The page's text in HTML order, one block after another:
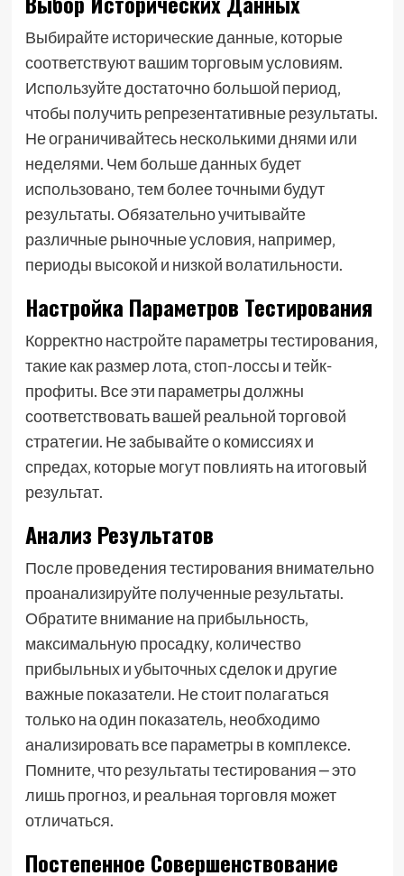
Выбирайте исторические данные‚ которые
соответствуют вашим торговым условиям.
Используйте достаточно большой период‚
чтобы получить репрезентативные результаты.
Не ограничивайтесь несколькими днями или
неделями. Чем больше данных будет
использовано‚ тем более точными будут
результаты. Обязательно учитывайте
различные рыночные условия‚ например‚
периоды высокой и низкой волатильности.
Настройка Параметров Тестирования
Корректно настройте параметры тестирования‚
такие как размер лота‚ стоп-лоссы и тейк-
профиты. Все эти параметры должны
соответствовать вашей реальной торговой
стратегии. Не забывайте о комиссиях и
спредах‚ которые могут повлиять на итоговый
результат.
Анализ Результатов
После проведения тестирования внимательно
проанализируйте полученные результаты.
Обратите внимание на прибыльность‚
максимальную просадку‚ количество
прибыльных и убыточных сделок и другие
важные показатели. Не стоит полагаться
только на один показатель‚ необходимо
анализировать все параметры в комплексе.
Помните‚ что результаты тестирования ⎼ это
лишь прогноз‚ и реальная торговля может
отличаться.
Постепенное Совершенствование